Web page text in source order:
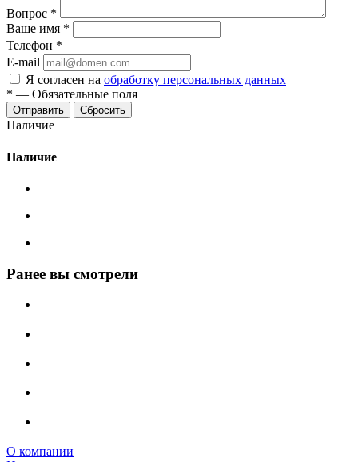
Вопрос *
Ваше имя *
Телефон *
E-mail
Я согласен на обработку персональных данных
* — Обязательные поля
Сбросить
Наличие
Наличие
Ранее вы смотрели
О компании